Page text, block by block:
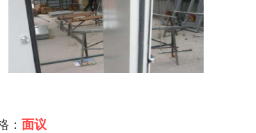
： 面议